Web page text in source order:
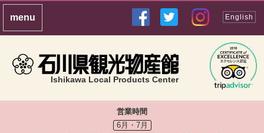
Ishikawa Local Products Center
English
営業時間
6月・7月